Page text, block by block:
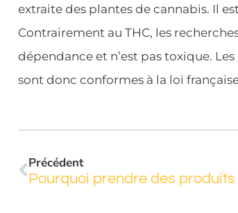
extraite des plantes de cannabis. Il
Contrairement au THC, les
dépendance et n’est pas toxique.
sont donc conformes à la loi
Précédent
Pourquoi prendre des produits